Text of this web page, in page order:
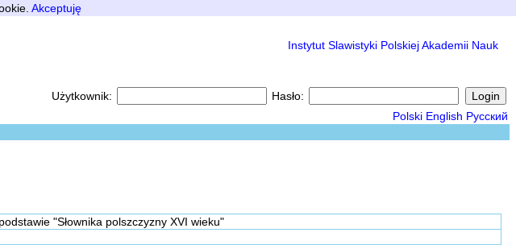
Akceptuję
Instytut Slawistyki Polskiej Akademii Nauk
Użytkownik:
Hasło:
Polski English Русский
"Słownika polszczyzny XVI wieku"